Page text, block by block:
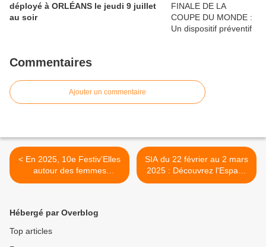
déployé à ORLÉANS le jeudi 9 juillet
au soir
Commentaires
Ajouter un commentaire
< En 2025, 10e Festiv’Elles
autour des femmes
scientifiques : le
SIA du 22 février au 2 mars
2025 : Découvrez l'Espace
Région Centre-Val de Loire
Hébergé par Overblog
Top articles